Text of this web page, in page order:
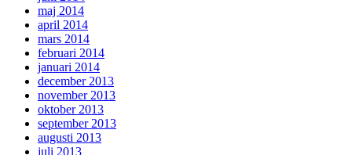
maj 2014
april 2014
mars 2014
februari 2014
januari 2014
december 2013
november 2013
oktober 2013
september 2013
augusti 2013
juli 2013